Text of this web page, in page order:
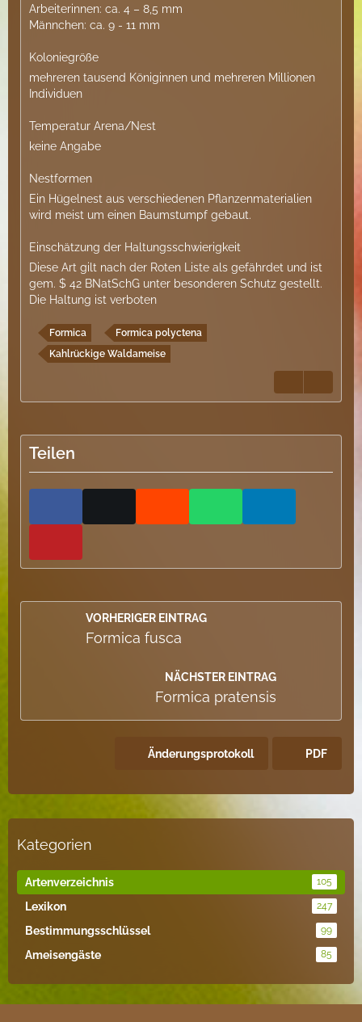
Arbeiterinnen: ca. 4 – 8,5 mm
Männchen: ca. 9 - 11 mm
Koloniegröße
mehreren tausend Königinnen und mehreren Millionen
Individuen
Temperatur Arena/Nest
keine Angabe
Nestformen
Ein Hügelnest aus verschiedenen Pflanzenmaterialien
wird meist um einen Baumstumpf gebaut.
Einschätzung der Haltungsschwierigkeit
Diese Art gilt nach der Roten Liste als gefährdet und ist
gem. $ 42 BNatSchG unter besonderen Schutz gestellt.
Die Haltung ist verboten
Formica
Formica polyctena
Kahlrückige Waldameise
Teilen
VORHERIGER EINTRAG
Formica fusca
NÄCHSTER EINTRAG
Formica pratensis
Änderungsprotokoll PDF
Kategorien
Artenverzeichnis 105
Lexikon 247
Bestimmungsschlüssel 99
Ameisengäste 85